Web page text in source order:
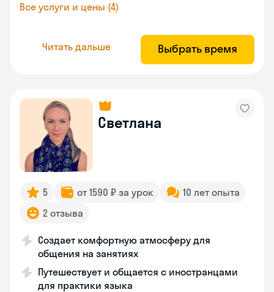
Все услуги и цены (4)
Читать дальше Выбрать время
Светлана
5 от 1590 ₽ за урок
10 лет опыта
2 отзыва
Создает комфортную атмосферу для
общения на занятиях
Путешествует и общается с иностранцами
для практики языка